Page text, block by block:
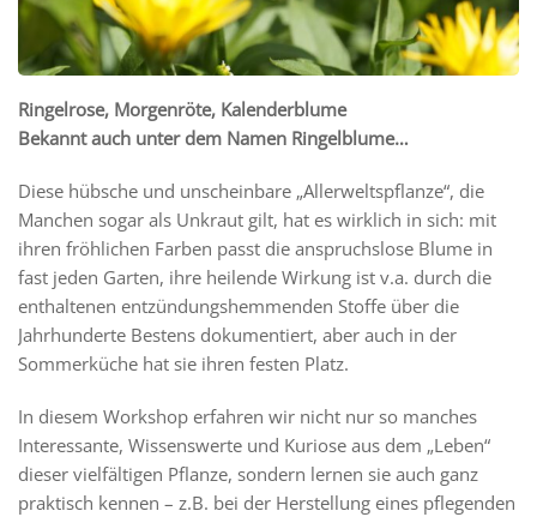
Ringelrose, Morgenröte, Kalenderblume
Bekannt auch unter dem Namen Ringelblume…
Diese hübsche und unscheinbare „Allerweltspflanze“, die
Manchen sogar als Unkraut gilt, hat es wirklich in sich: mit
ihren fröhlichen Farben passt die anspruchslose Blume in
fast jeden Garten, ihre heilende Wirkung ist v.a. durch die
enthaltenen entzündungshemmenden Stoffe über die
Jahrhunderte Bestens dokumentiert, aber auch in der
Sommerküche hat sie ihren festen Platz.
In diesem Workshop erfahren wir nicht nur so manches
Interessante, Wissenswerte und Kuriose aus dem „Leben“
dieser vielfältigen Pflanze, sondern lernen sie auch ganz
praktisch kennen – z.B. bei der Herstellung eines pflegenden